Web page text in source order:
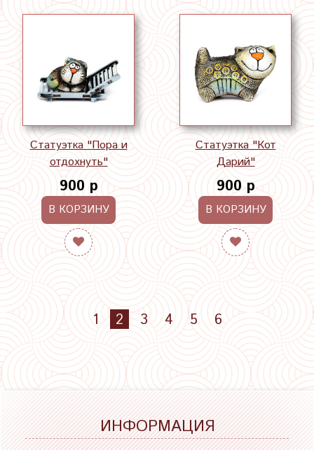
Статуэтка "Пора и
отдохнуть"
900 р
В КОРЗИНУ
Статуэтка "Кот
Дарий"
900 р
В КОРЗИНУ
1 2 3 4 5 6
ИНФОРМАЦИЯ